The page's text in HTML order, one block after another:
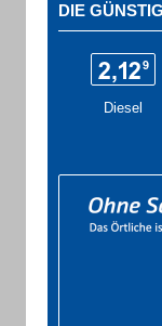
DIE
Diesel